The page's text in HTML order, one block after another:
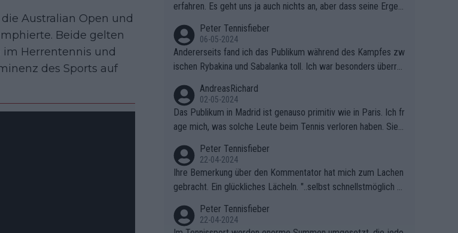
Australian Open und
Beide gelten
Herrentennis und
des Sports auf
erfahren. Es geht uns ja auch nichts an, aber dass seine Ergeb
Peter Tennisfieber
06-05-2024
Andererseits fand ich das Publikum während des Kampfes zw
ischen Rybakina und Sabalanka toll. Ich war besonders überras
AndreasRichard
02-05-2024
Das Publikum in Madrid ist genauso primitiv wie in Paris. Ich fr
age mich, was solche Leute beim Tennis verloren haben. Sie s
ben.
Peter Tennisfieber
22-04-2024
Ihre Bemerkung über den Kommentator hat mich zum Lachen
gebracht. Ein glückliches Lächeln. "..selbst schnellstmöglich na
Peter Tennisfieber
22-04-2024